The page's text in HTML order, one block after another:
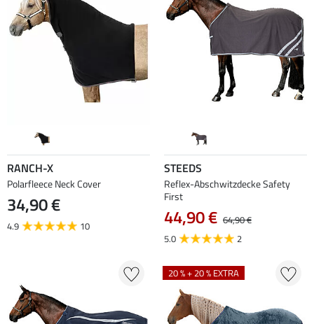
RANCH-X
Polarfleece Neck Cover
34,90 €
4.9 10
STEEDS
Reflex-Abschwitzdecke Safety
First
44,90 € 64,90 €
5.0
2
20 % + 20 % EXTRA